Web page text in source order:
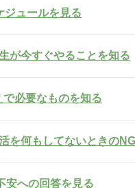
ジュールを見る
が今すぐやることを知る
で必要なものを知る
を何もしてないときの
安への回答を見る